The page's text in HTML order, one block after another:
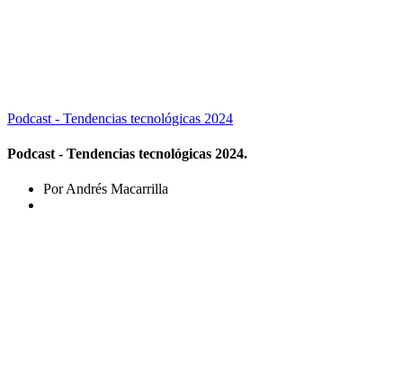
Podcast - Tendencias tecnológicas 2024
Podcast - Tendencias tecnológicas 2024.
Por Andrés Macarrilla